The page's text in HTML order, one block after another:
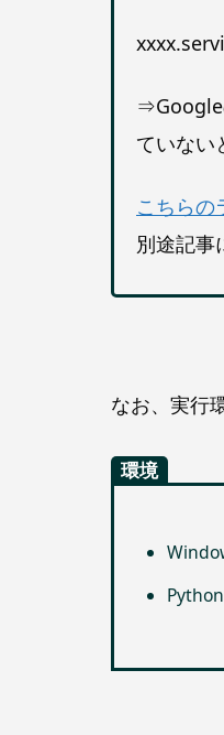
⇒Google
ていない
こちらの
別途記事
なお、実行
環境